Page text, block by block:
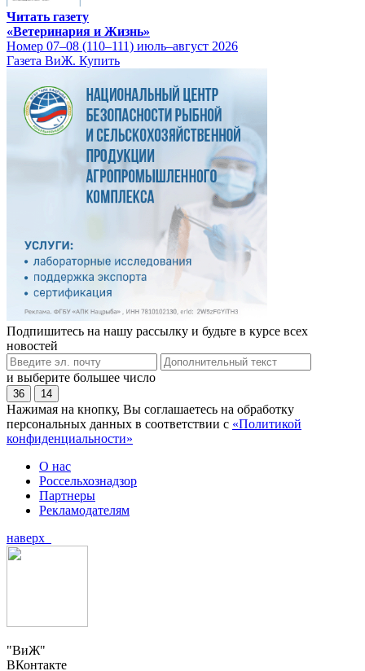
Читать газету
«Ветеринария и Жизнь»
Номер 07–08 (110–111) июль–август 2026
Газета ВиЖ. Купить
Подпишитесь на нашу рассылку и будьте в курсе всех
новостей
и выберите большее число
36 14
Нажимая на кнопку, Вы соглашаетесь на обработку
персональных данных в соответствии с «Политикой
конфиденциальности»
О нас
Россельхознадзор
Партнеры
Рекламодателям
наверх
"ВиЖ"
ВКонтакте